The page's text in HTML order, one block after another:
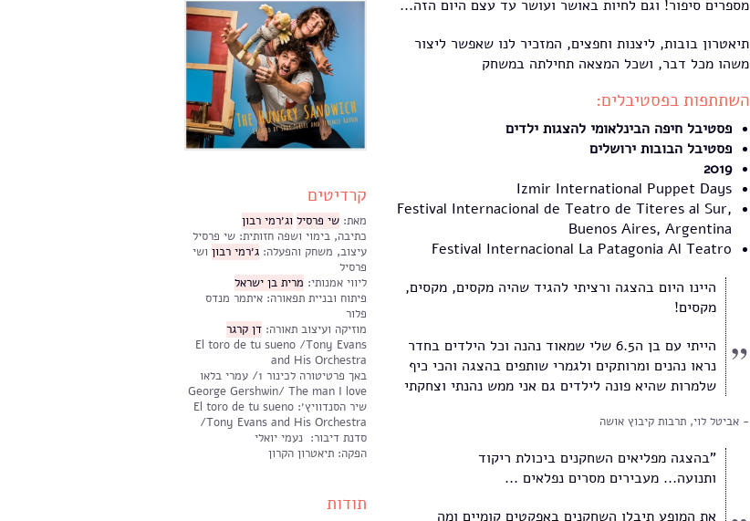
מספרים סיפור! וגם לחיות באושר ועושר עד עצם היום הזה...
תיאטרון בובות, ליצנות וחפצים, המזכיר לנו שאפשר ליצור
משהו מכל דבר, ושכל המצאה תחילתה במשחק
השתתפות בפסטיבלים:
פסטיבל חיפה הבינלאומי להצגות ילדים
פסטיבל הבובות ירושלים
2019
Izmir International Puppet Days
Festival Internacional de Teatro de Titeres al Sur,
Buenos Aires, Argentina
Festival Internacional La Patagonia Al Teatro
היינו היום בהצגה ורציתי להגיד שהיה מקסים, מקסים,
מקסים!
הייתי עם בן ה6.5 שלי שמאוד נהנה וכל הילדים בחדר
נראו נהנים ומרותקים ולגמרי שותפים בהצגה והכי כיף
שלמרות שהיא פונה לילדים גם אני ממש נהנתי וצחקתי
אביטל לוי, תרבות קיבוץ אושה
"בהצגה מפליאים השחקנים ביכולת ריקוד
ותנועה... מעבירים מסרים נפלאים ...
את המופע תיבלו השחקנים באפקטים קומיים ומה
קרדיטים
מאת: שי פרסיל וג׳רמי רבון
כתיבה, בימוי ושפה חזותית: שי פרסיל
עיצוב, משחק והפעלה: ג׳רמי רבון ושי
פרסיל
ליווי אמנותי: מרית בן ישראל
פיתוח ובניית תפאורה: איתמר מנדס
פלור
מוזיקה ועיצוב תאורה: דן קרגר
El toro de tu sueno /Tony Evans
and His Orchestra
באך פרטיטורה לכינור 1/ עמרי בלאו
George Gershwin/ The man I love
שיר הסנדוויץ׳: El toro de tu sueno
/Tony Evans and His Orchestra
סדנת דיבור: נעמי יואלי
הפקה: תיאטרון הקרון
תודות